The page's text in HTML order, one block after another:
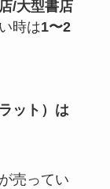
/大型書店
時は1〜2
ット）は
売ってい